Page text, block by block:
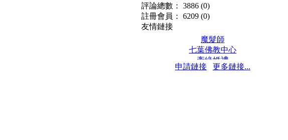
評論總數： 3886 (0)
註冊會員： 6209 (0)
友情鏈接
魔髮師
七葉佛教中心
牽緣婚禮
保髮堂
申請鏈接 更多鏈接...